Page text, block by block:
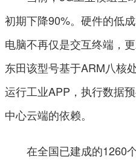
初期下降90%。硬件的低
电脑不再仅是交互终端，
东田该型号基于ARM八核
运行工业APP，执行数据
中心云端的依赖。
在全国已建成的1260